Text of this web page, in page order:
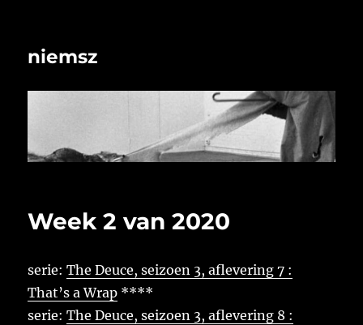
niemsz
Week 2 van 2020
serie:The Deuce, seizoen 3, aflevering 7 :
That’s a Wrap ****
serie:The Deuce, seizoen 3, aflevering 8 :